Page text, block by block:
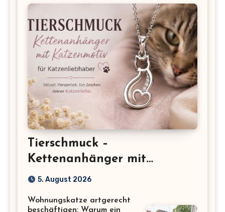
Tierschmuck –
Kettenanhänger mit
Katzenmotiv für
5. August 2026
Wohnungskatze artgerecht
beschäftigen: Warum ein